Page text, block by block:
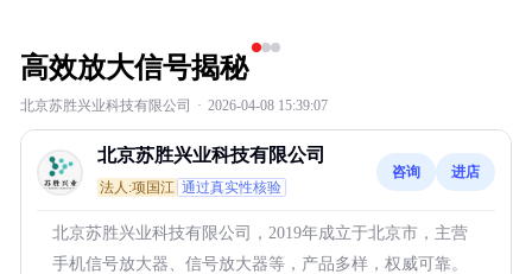
高效放大信号揭秘
北京苏胜兴业科技有限公司 · 2026-04-08 15:39:07
北京苏胜兴业科技有限公司
法人:项国江 通过真实性核验
咨询 进店
北京苏胜兴业科技有限公司，2019年成立于北京市，主营
手机信号放大器、信号放大器等，产品多样，权威可靠。